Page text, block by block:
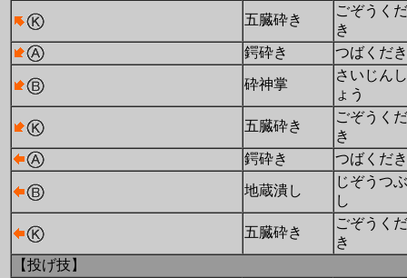
五臓砕き
ごぞうくだ
き
鍔砕き
つばくだき
砕神掌
さいじんし
ょう
五臓砕き
ごぞうくだ
き
鍔砕き
つばくだき
地蔵潰し
じぞうつぶ
し
五臓砕き
ごぞうくだ
き
【投げ技】